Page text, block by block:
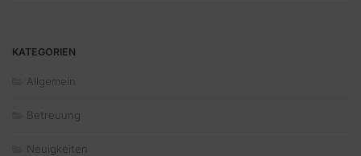
KATEGORIEN
Allgemein
Betreuung
Neuigkeiten